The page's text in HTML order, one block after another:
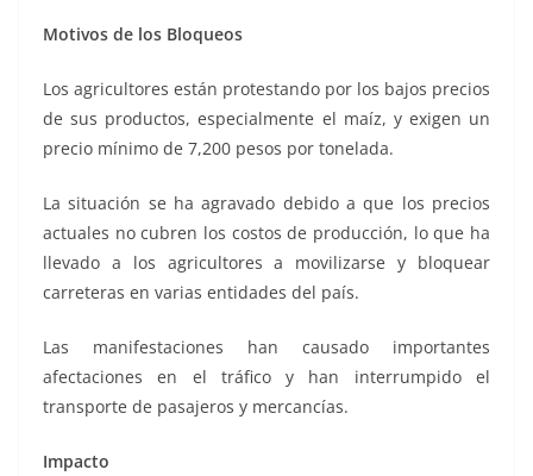
Motivos de los Bloqueos
Los agricultores están protestando por los bajos precios
de sus productos, especialmente el maíz, y exigen un
precio mínimo de 7,200 pesos por tonelada.
La situación se ha agravado debido a que los precios
actuales no cubren los costos de producción, lo que ha
llevado a los agricultores a movilizarse y bloquear
carreteras en varias entidades del país.
Las manifestaciones han causado importantes
afectaciones en el tráfico y han interrumpido el
transporte de pasajeros y mercancías.
Impacto